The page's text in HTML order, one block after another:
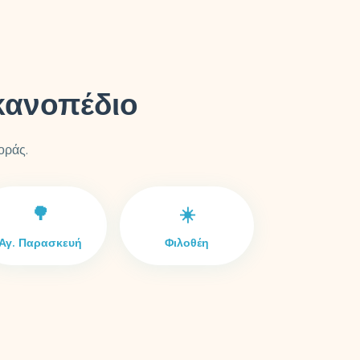
🌳
Παρασκευή
☀️
Φιλοθέη